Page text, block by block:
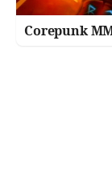
Corepunk